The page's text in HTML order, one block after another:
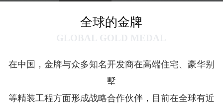
全球的金牌
在中国，金牌与众多知名开发商在高端住宅、豪华别
墅
等精装工程方面形成战略合作伙伴，目前在全球有近